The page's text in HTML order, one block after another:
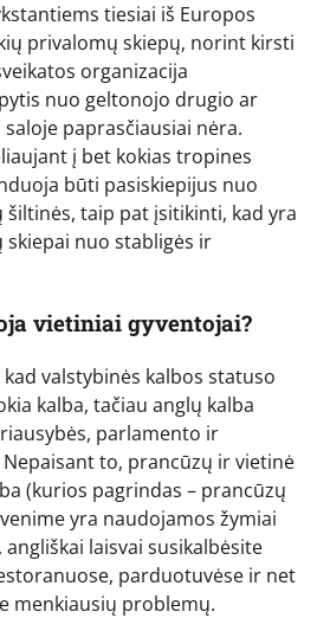
tiesiai iš Europos
privalomų skiepų, norint kirsti
organizacija
nuo geltonojo drugio ar
paprasčiausiai nėra.
į bet kokias tropines
būti pasiskiepijus nuo
taip pat įsitikinti, kad yra
nuo stabligės ir
vietiniai gyventojai?
valstybinės kalbos statuso
kalba, tačiau anglų kalba
parlamento ir
to, prancūzų ir vietinė
(kurios pagrindas – prancūzų
yra naudojamos žymiai
laisvai susikalbėsite
parduotuvėse ir net
menkiausių problemų.